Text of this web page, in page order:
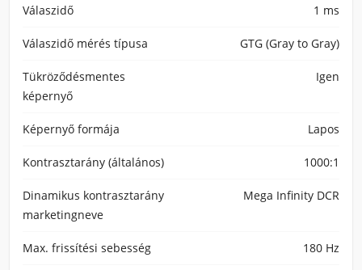
Válaszidő 1 ms
Válaszidő mérés típusa GTG (Gray to Gray)
Tükröződésmentes
képernyő
Igen
Képernyő formája Lapos
Kontrasztarány (általános) 1000:1
Dinamikus kontrasztarány
marketingneve
Mega Infinity DCR
Max. frissítési sebesség 180 Hz